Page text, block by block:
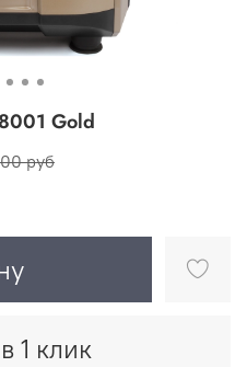
Gold
руб
1 клик